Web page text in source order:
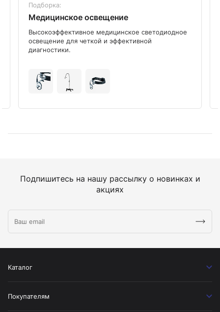
Подборка:
Медицинское освещение
Высокоэффективное медицинское светодиодное
освещение для четкой и эффективной
диагностики.
Подпишитесь на нашу рассылку о новинках и
акциях
Каталог
Покупателям